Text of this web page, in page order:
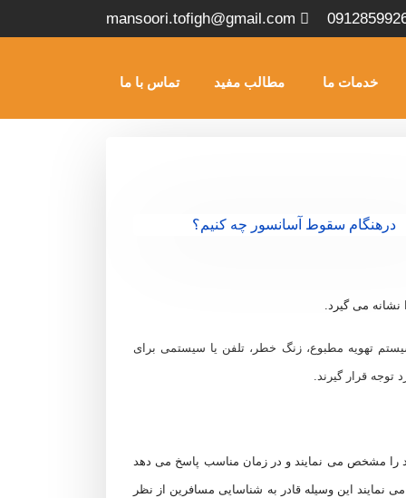
mansoori.tofigh@gmail.com
خدمات ما مطالب مفید تماس با ما
می گیرد.
تهویه مطبوع، زنگ خطر، تلفن یا سیستمی برای
قرار گیرند.
را مشخص می نمایند و در زمان مناسب پاسخ می دهد
این وسیله قادر به شناسایی مسافرین از نظر